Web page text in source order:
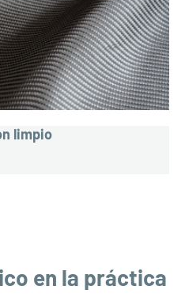
limpio
en la práctica